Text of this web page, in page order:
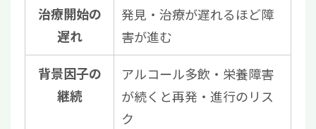
治療開始の
遅れ
発見・治療が遅れるほど障
害が進む
背景因子の
継続
アルコール多飲・栄養障害
が続くと再発・進行のリス
ク